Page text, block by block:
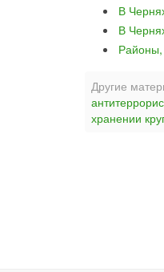
В
В
Районы,
Другие
хранении